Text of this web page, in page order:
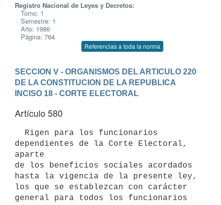
Registro Nacional de Leyes y Decretos:
Tomo: 1
Semestre: 1
Año: 1986
Página: 764
Referencias a toda la norma
SECCION V - ORGANISMOS DEL ARTICULO 220
DE LA CONSTITUCION DE LA REPUBLICA
INCISO 18 - CORTE ELECTORAL
Artículo 580
dependientes de la Corte Electoral,
aparte
de los beneficios sociales acordados
hasta la vigencia de la presente ley,
los que se establezcan con carácter
general para todos los funcionarios